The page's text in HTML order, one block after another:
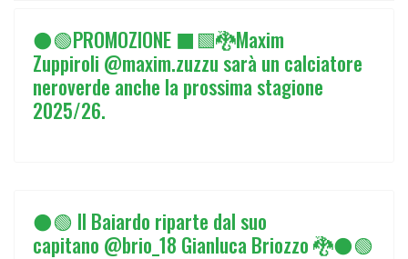
⚫🟢PROMOZIONE ⬛🟩🐉Maxim
Zuppiroli @maxim.zuzzu sarà un calciatore
neroverde anche la prossima stagione
2025/26.
⚫🟢 Il Baiardo riparte dal suo
capitano @brio_18 Gianluca Briozzo 🐉⚫🟢